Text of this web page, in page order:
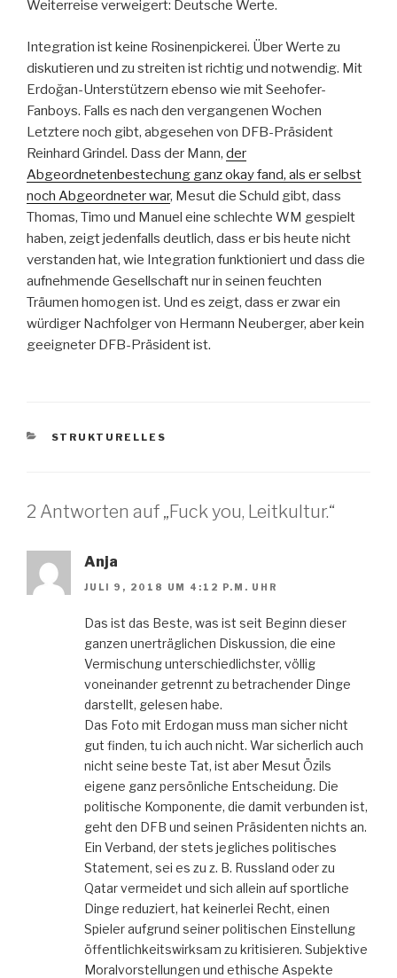
Weiterreise verweigert: Deutsche Werte.
Integration ist keine Rosinenpickerei. Über Werte zu
diskutieren und zu streiten ist richtig und notwendig. Mit
Erdoğan-Unterstützern ebenso wie mit Seehofer-
Fanboys. Falls es nach den vergangenen Wochen
Letztere noch gibt, abgesehen von DFB-Präsident
Reinhard Grindel. Dass der Mann, der
Abgeordnetenbestechung ganz okay fand, als er selbst
noch Abgeordneter war, Mesut die Schuld gibt, dass
Thomas, Timo und Manuel eine schlechte WM gespielt
haben, zeigt jedenfalls deutlich, dass er bis heute nicht
verstanden hat, wie Integration funktioniert und dass die
aufnehmende Gesellschaft nur in seinen feuchten
Träumen homogen ist. Und es zeigt, dass er zwar ein
würdiger Nachfolger von Hermann Neuberger, aber kein
geeigneter DFB-Präsident ist.
KATEGORIEN
STRUKTURELLES
2 Antworten auf „Fuck you, Leitkultur.“
Anja
JULI 9, 2018 UM 4:12 P.M. UHR
Das ist das Beste, was ist seit Beginn dieser
ganzen unerträglichen Diskussion, die eine
Vermischung unterschiedlichster, völlig
voneinander getrennt zu betrachender Dinge
darstellt, gelesen habe.
Das Foto mit Erdogan muss man sicher nicht
gut finden, tu ich auch nicht. War sicherlich auch
nicht seine beste Tat, ist aber Mesut Özils
eigene ganz persönliche Entscheidung. Die
politische Komponente, die damit verbunden ist,
geht den DFB und seinen Präsidenten nichts an.
Ein Verband, der stets jegliches politisches
Statement, sei es zu z. B. Russland oder zu
Qatar vermeidet und sich allein auf sportliche
Dinge reduziert, hat keinerlei Recht, einen
Spieler aufgrund seiner politischen Einstellung
öffentlichkeitswirksam zu kritisieren. Subjektive
Moralvorstellungen und ethische Aspekte